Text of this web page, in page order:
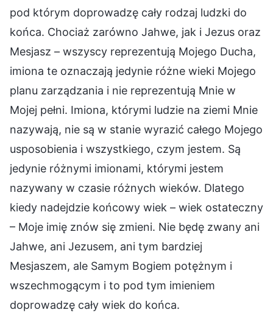
pod którym doprowadzę cały rodzaj ludzki do
końca. Chociaż zarówno Jahwe, jak i Jezus oraz
Mesjasz – wszyscy reprezentują Mojego Ducha,
imiona te oznaczają jedynie różne wieki Mojego
planu zarządzania i nie reprezentują Mnie w
Mojej pełni. Imiona, którymi ludzie na ziemi Mnie
nazywają, nie są w stanie wyrazić całego Mojego
usposobienia i wszystkiego, czym jestem. Są
jedynie różnymi imionami, którymi jestem
nazywany w czasie różnych wieków. Dlatego
kiedy nadejdzie końcowy wiek – wiek ostateczny
– Moje imię znów się zmieni. Nie będę zwany ani
Jahwe, ani Jezusem, ani tym bardziej
Mesjaszem, ale Samym Bogiem potężnym i
wszechmogącym i to pod tym imieniem
doprowadzę cały wiek do końca.